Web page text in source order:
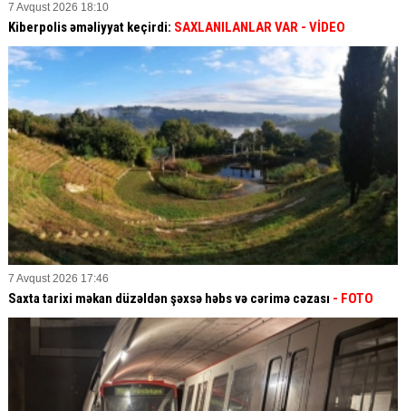
7 Avqust 2026 18:10
Kiberpolis əməliyyat keçirdi: SAXLANILANLAR VAR - VİDEO
7 Avqust 2026 17:46
Saxta tarixi məkan düzəldən şəxsə həbs və cərimə cəzası - FOTO